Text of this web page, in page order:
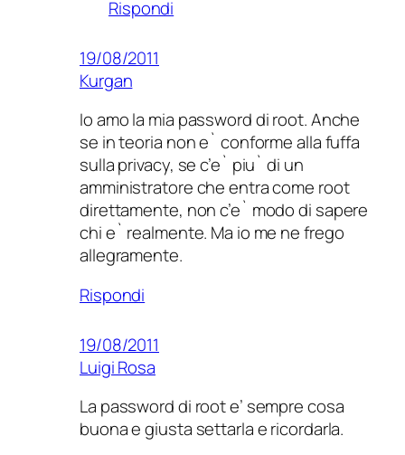
Rispondi
19/08/2011
Kurgan
Io amo la mia password di root. Anche
se in teoria non e` conforme alla fuffa
sulla privacy, se c’e` piu` di un
amministratore che entra come root
direttamente, non c’e` modo di sapere
chi e` realmente. Ma io me ne frego
allegramente.
Rispondi
19/08/2011
Luigi Rosa
La password di root e’ sempre cosa
buona e giusta settarla e ricordarla.